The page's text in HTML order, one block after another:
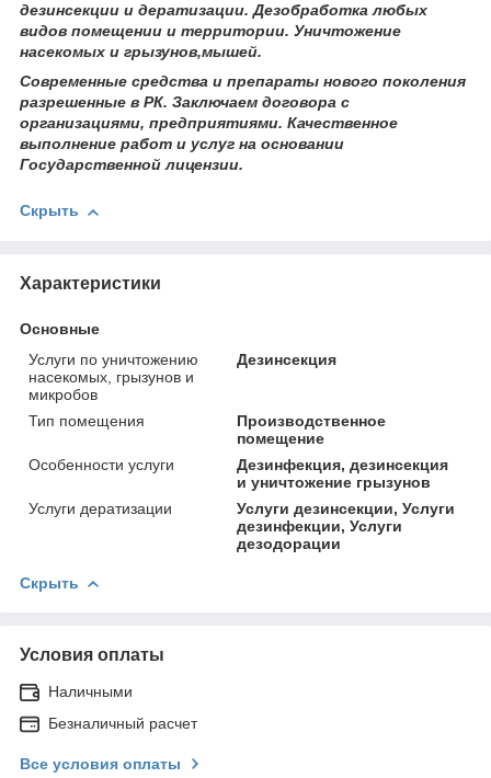
дезинсекции и дератизации. Дезобработка любых
видов помещении и территории. Уничтожение
насекомых и грызунов,мышей.
Современные средства и препараты нового поколения
разрешенные в РК. Заключаем договора с
организациями, предприятиями. Качественное
выполнение работ и услуг на основании
Государственной лицензии.
Скрыть
Характеристики
Основные
Услуги по уничтожению
насекомых, грызунов и
микробов
Дезинсекция
Тип помещения
Производственное
помещение
Особенности услуги
Дезинфекция, дезинсекция
и уничтожение грызунов
Услуги дератизации
Услуги дезинсекции, Услуги
дезинфекции, Услуги
дезодорации
Скрыть
Условия оплаты
Наличными
Безналичный расчет
Все условия оплаты